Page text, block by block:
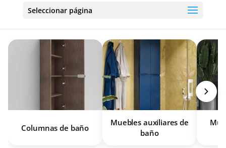
Seleccionar páginaMuebles de baño
Columnas de baño
Muebles auxiliares de
baño